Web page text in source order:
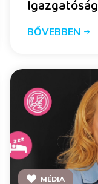
BŐVEBBEN
MÉDIA